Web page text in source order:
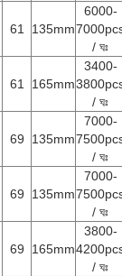
61 135mm
6000-
/ ঘঃ
61 165mm
3400-
/ ঘঃ
69 135mm
7000-
/ ঘঃ
69 135mm
7000-
/ ঘঃ
69 165mm
3800-
/ ঘঃ